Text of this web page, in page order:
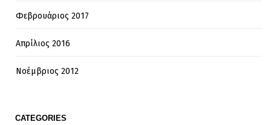
Φεβρουάριος 2017
Απρίλιος 2016
Νοέμβριος 2012
CATEGORIES